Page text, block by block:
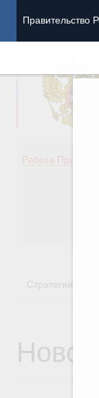
Правительство
Работа
Стратегии